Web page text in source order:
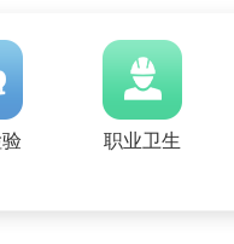
职业卫生